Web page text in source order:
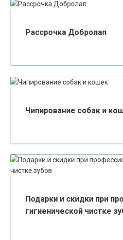
Рассрочка Добролап
Чипирование собак и
Подарки и скидки при
гигиенической чистке